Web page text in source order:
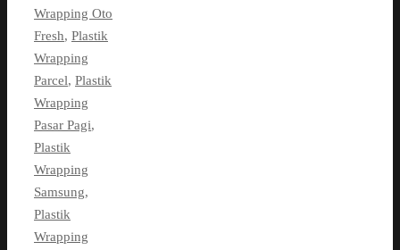
Wrapping Oto
Fresh, Plastik
Wrapping
Parcel, Plastik
Wrapping
Pasar Pagi,
Plastik
Wrapping
Samsung,
Plastik
Wrapping